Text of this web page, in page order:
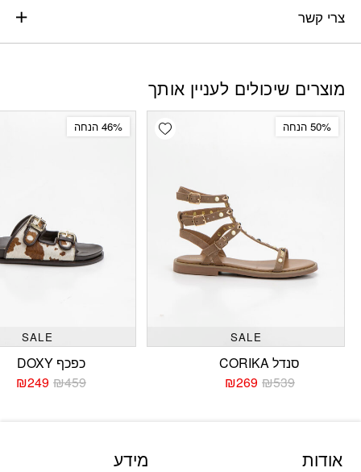
צרי קשר
מוצרים שיכולים לעניין אותך
Add wishlist 50% הנחה
SALE
סנדל CORIKA
₪539
המחיר
₪269המחיר
46% הנחה
SALE
כפכף DOXY
₪459
₪249
אודות מידע